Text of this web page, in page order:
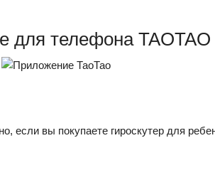
для телефона TAOTAO
если вы покупаете гироскутер для